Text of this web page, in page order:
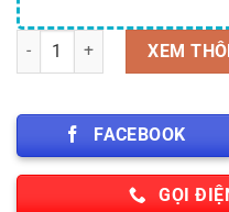
Mặt nạ da hàn che mặt Đài
XEM
FACEBOOK
GỌI